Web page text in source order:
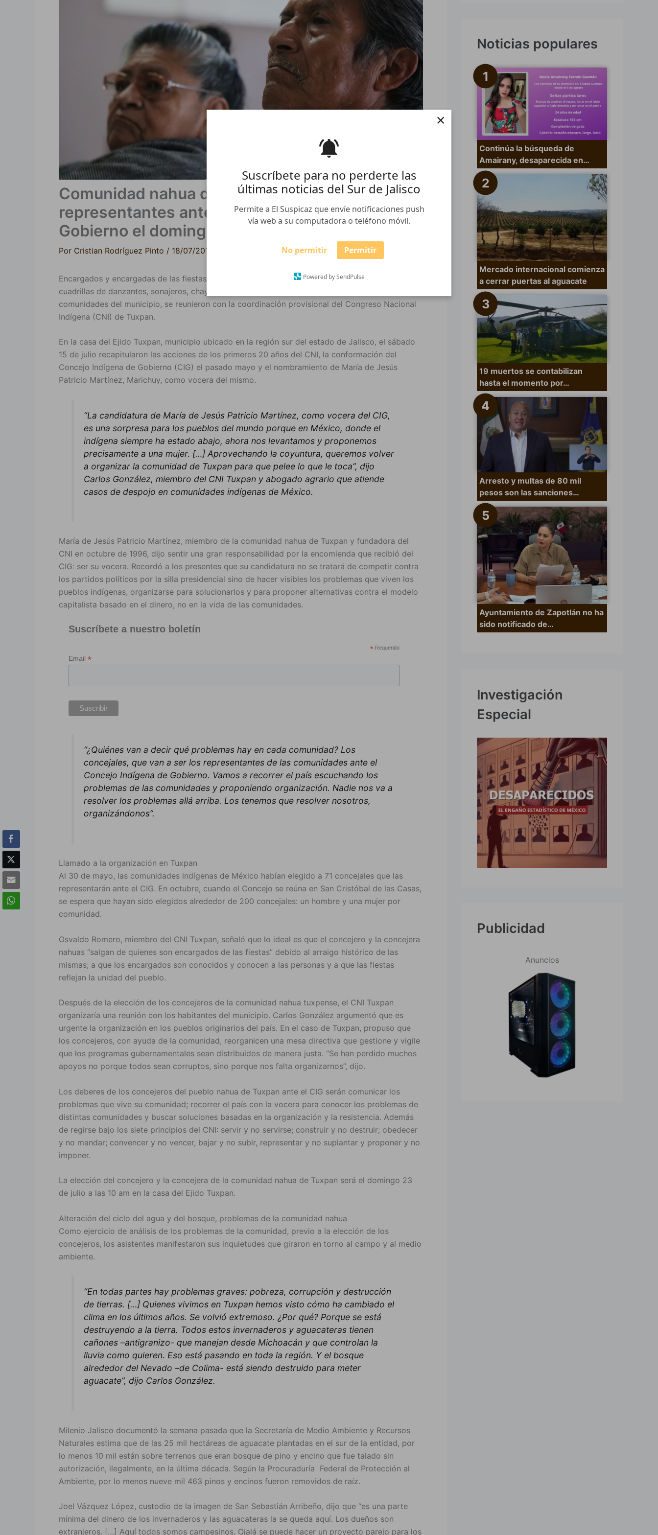
Suscríbete para no perderte las
últimas noticias del Sur de Jalisco
Permite a El Suspicaz que envíe notificaciones push
vía web a su computadora o teléfono móvil.
No permitir Permitir
Powered by SendPulse
×
Comunidad nahua de Tuxpan elegirá dos
representantes ante el Concejo Indígena de
Gobierno el domingo
Por Cristian Rodríguez Pinto / 18/07/2017
Encargados y encargadas de las fiestas religiosas de Tuxpan, Jalisco -representantes de
cuadrillas de danzantes, sonajeros, chayacates e imágenes religiosas-, y delegados de diferentes
comunidades del municipio, se reunieron con la coordinación provisional del Congreso Nacional
Indígena (CNI) de Tuxpan.
En la casa del Ejido Tuxpan, municipio ubicado en la región sur del estado de Jalisco, el sábado
15 de julio recapitularon las acciones de los primeros 20 años del CNI, la conformación del
Concejo Indígena de Gobierno (CIG) el pasado mayo y el nombramiento de María de Jesús
Patricio Martínez, Marichuy, como vocera del mismo.
“La candidatura de María de Jesús Patricio Martínez, como vocera del CIG,
es una sorpresa para los pueblos del mundo porque en México, donde el
indígena siempre ha estado abajo, ahora nos levantamos y proponemos
precisamente a una mujer. […] Aprovechando la coyuntura, queremos volver
a organizar la comunidad de Tuxpan para que pelee lo que le toca”, dijo
Carlos González, miembro del CNI Tuxpan y abogado agrario que atiende
casos de despojo en comunidades indígenas de México.
María de Jesús Patricio Martínez, miembro de la comunidad nahua de Tuxpan y fundadora del
CNI en octubre de 1996, dijo sentir una gran responsabilidad por la encomienda que recibió del
CIG: ser su vocera. Recordó a los presentes que su candidatura no se tratará de competir contra
los partidos políticos por la silla presidencial sino de hacer visibles los problemas que viven los
pueblos indígenas, organizarse para solucionarlos y para proponer alternativas contra el modelo
capitalista basado en el dinero, no en la vida de las comunidades.
Suscríbete a nuestro boletín
* Requerido
Email *
“¿Quiénes van a decir qué problemas hay en cada comunidad? Los
concejales, que van a ser los representantes de las comunidades ante el
Concejo Indígena de Gobierno. Vamos a recorrer el país escuchando los
problemas de las comunidades y proponiendo organización. Nadie nos va a
resolver los problemas allá arriba. Los tenemos que resolver nosotros,
organizándonos”.
Llamado a la organización en Tuxpan
Al 30 de mayo, las comunidades indígenas de México habían elegido a 71 concejales que las
representarán ante el CIG. En octubre, cuando el Concejo se reúna en San Cristóbal de las Casas,
se espera que hayan sido elegidos alrededor de 200 concejales: un hombre y una mujer por
comunidad.
Osvaldo Romero, miembro del CNI Tuxpan, señaló que lo ideal es que el concejero y la concejera
nahuas “salgan de quienes son encargados de las fiestas” debido al arraigo histórico de las
mismas; a que los encargados son conocidos y conocen a las personas y a que las fiestas
reflejan la unidad del pueblo.
Después de la elección de los concejeros de la comunidad nahua tuxpense, el CNI Tuxpan
organizaría una reunión con los habitantes del municipio. Carlos González argumentó que es
urgente la organización en los pueblos originarios del país. En el caso de Tuxpan, propuso que
los concejeros, con ayuda de la comunidad, reorganicen una mesa directiva que gestione y vigile
que los programas gubernamentales sean distribuidos de manera justa. “Se han perdido muchos
apoyos no porque todos sean corruptos, sino porque nos falta organizarnos”, dijo.
Los deberes de los concejeros del pueblo nahua de Tuxpan ante el CIG serán comunicar los
problemas que vive su comunidad; recorrer el país con la vocera para conocer los problemas de
distintas comunidades y buscar soluciones basadas en la organización y la resistencia. Además
de regirse bajo los siete principios del CNI: servir y no servirse; construir y no destruir; obedecer
y no mandar; convencer y no vencer, bajar y no subir, representar y no suplantar y proponer y no
imponer.
La elección del concejero y la concejera de la comunidad nahua de Tuxpan será el domingo 23
de julio a las 10 am en la casa del Ejido Tuxpan.
Alteración del ciclo del agua y del bosque, problemas de la comunidad nahua
Como ejercicio de análisis de los problemas de la comunidad, previo a la elección de los
concejeros, los asistentes manifestaron sus inquietudes que giraron en torno al campo y al medio
ambiente.
“En todas partes hay problemas graves: pobreza, corrupción y destrucción
de tierras. […] Quienes vivimos en Tuxpan hemos visto cómo ha cambiado el
clima en los últimos años. Se volvió extremoso. ¿Por qué? Porque se está
destruyendo a la tierra. Todos estos invernaderos y aguacateras tienen
cañones –antigranizo- que manejan desde Michoacán y que controlan la
lluvia como quieren. Eso está pasando en toda la región. Y el bosque
alrededor del Nevado –de Colima- está siendo destruido para meter
aguacate”, dijo Carlos González.
Milenio Jalisco documentó la semana pasada que la Secretaría de Medio Ambiente y Recursos
Naturales estima que de las 25 mil hectáreas de aguacate plantadas en el sur de la entidad, por
lo menos 10 mil están sobre terrenos que eran bosque de pino y encino que fue talado sin
autorización, ilegalmente, en la última década. Según la Procuraduría Federal de Protección al
Ambiente, por lo menos nueve mil 463 pinos y encinos fueron removidos de raíz.
Joel Vázquez López, custodio de la imagen de San Sebastián Arribeño, dijo que “es una parte
mínima del dinero de los invernaderos y las aguacateras la se queda aquí. Los dueños son
extranjeros. […] Aquí todos somos campesinos. Ojalá se puede hacer un proyecto parejo para los
a
p
o
Noticias populares
Continúa la búsqueda de
Amairany, desaparecida en…
Mercado internacional comienza
a cerrar puertas al aguacate
19 muertos se contabilizan
hasta el momento por…
Arresto y multas de 80 mil
pesos son las sanciones…
Ayuntamiento de Zapotlán no ha
sido notificado de…
Investigación
Especial
Publicidad
Anuncios